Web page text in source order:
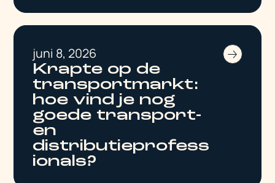
juni 8, 2026
Krapte op de
transportmarkt:
hoe vind je nog
goede transport-
en
distributieprofess
ionals?